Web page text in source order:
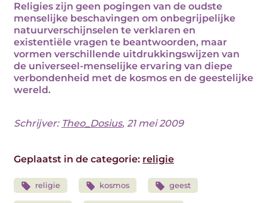
Religies zijn geen pogingen van de oudste
menselijke beschavingen om onbegrijpelijke
natuurverschijnselen te verklaren en
existentiële vragen te beantwoorden, maar
vormen verschillende uitdrukkingswijzen van
de universeel-menselijke ervaring van diepe
verbondenheid met de kosmos en de geestelijke
wereld.
Schrijver: Theo_Dosius, 21 mei 2009
Geplaatst in de categorie: religie
religie kosmos geest